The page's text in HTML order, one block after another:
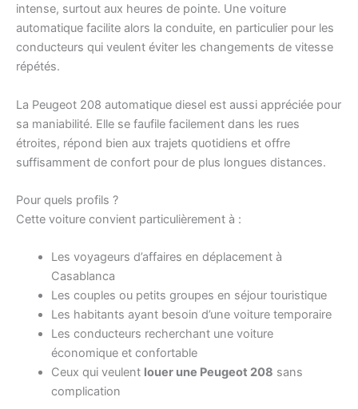
intense, surtout aux heures de pointe. Une voiture
automatique facilite alors la conduite, en particulier pour les
conducteurs qui veulent éviter les changements de vitesse
répétés.
La Peugeot 208 automatique diesel est aussi appréciée pour
sa maniabilité. Elle se faufile facilement dans les rues
étroites, répond bien aux trajets quotidiens et offre
suffisamment de confort pour de plus longues distances.
Pour quels profils ?
Cette voiture convient particulièrement à :
Les voyageurs d’affaires en déplacement à
Casablanca
Les couples ou petits groupes en séjour touristique
Les habitants ayant besoin d’une voiture temporaire
Les conducteurs recherchant une voiture
économique et confortable
Ceux qui veulent louer une Peugeot 208 sans
complication